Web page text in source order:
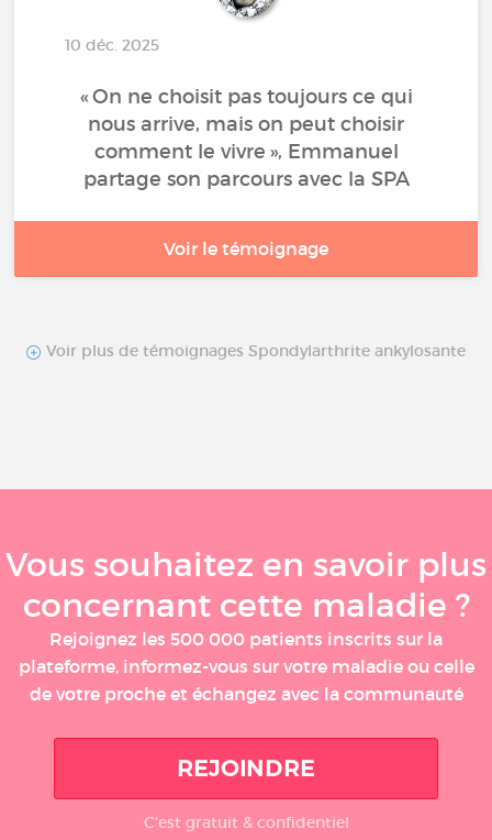
10 déc. 2025
« On ne choisit pas toujours ce qui
nous arrive, mais on peut choisir
comment le vivre », Emmanuel
partage son parcours avec la SPA
Voir le témoignage
Voir plus de témoignages Spondylarthrite ankylosante
Vous souhaitez en savoir plus
concernant cette maladie ?
Rejoignez les 500 000 patients inscrits sur la
plateforme, informez-vous sur votre maladie ou celle
de votre proche et échangez avec la communauté
REJOINDRE
C'est gratuit & confidentiel